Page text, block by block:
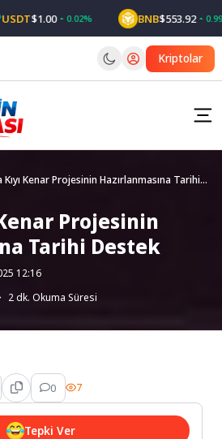
$1.00 0.02% BNB$553.92 0.99%
Kriptolar
Kıyı Kenar Projesinin Hazırlanmasına Tarihi
Projesinin
Tarihi Destek
12:16
2 dk. Okuma Süresi
0 7
Tepki Ver